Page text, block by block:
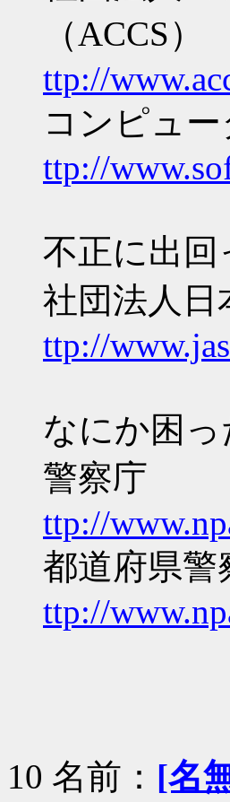
（ACCS）
ttp://
コンピュ
ttp://
不正に出
社団法人日
ttp://
なにか困
警察庁
ttp://
都道府県警
ttp://
10 名前： [名